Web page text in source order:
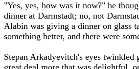
"Yes, yes, how was it now?" he
dinner at Darmstadt; no, not
Alabin was giving a dinner on glass
something better, and there were
Stepan Arkadyevitch's eyes
great deal more that was delightful,